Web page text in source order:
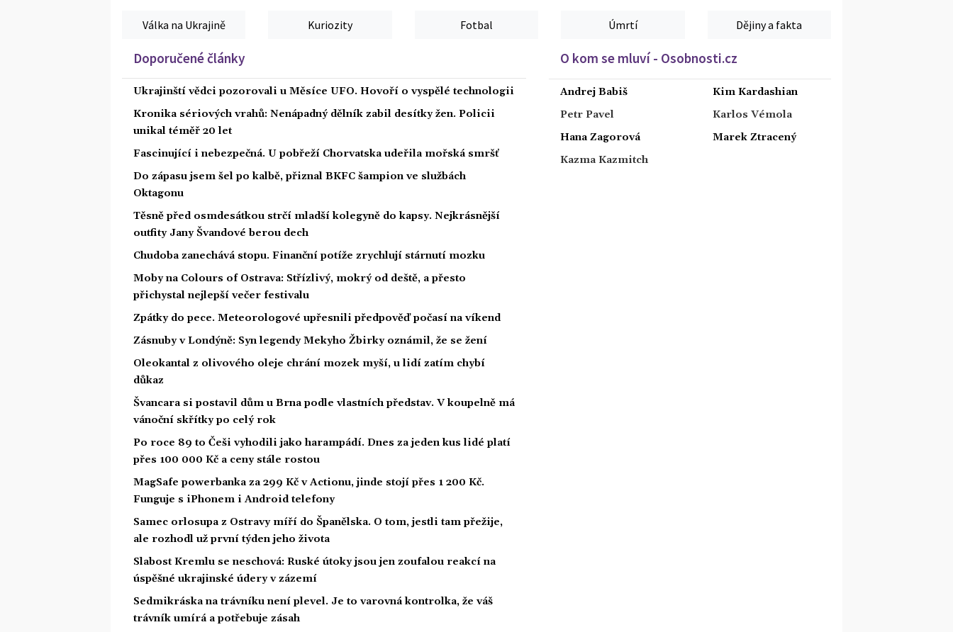
Válka na Ukrajině Kuriozity Fotbal Úmrtí Dějiny a fakta
Doporučené články
Ukrajinští vědci pozorovali u Měsíce UFO. Hovoří o vyspělé technologii
Kronika sériových vrahů: Nenápadný dělník zabil desítky žen. Policii
unikal téměř 20 let
Fascinující i nebezpečná. U pobřeží Chorvatska udeřila mořská smršť
Do zápasu jsem šel po kalbě, přiznal BKFC šampion ve službách
Oktagonu
Těsně před osmdesátkou strčí mladší kolegyně do kapsy. Nejkrásnější
outfity Jany Švandové berou dech
Chudoba zanechává stopu. Finanční potíže zrychlují stárnutí mozku
Moby na Colours of Ostrava: Střízlivý, mokrý od deště, a přesto
přichystal nejlepší večer festivalu
Zpátky do pece. Meteorologové upřesnili předpověď počasí na víkend
Zásnuby v Londýně: Syn legendy Mekyho Žbirky oznámil, že se žení
Oleokantal z olivového oleje chrání mozek myší, u lidí zatím chybí
důkaz
Švancara si postavil dům u Brna podle vlastních představ. V koupelně má
vánoční skřítky po celý rok
Po roce 89 to Češi vyhodili jako harampádí. Dnes za jeden kus lidé platí
přes 100 000 Kč a ceny stále rostou
MagSafe powerbanka za 299 Kč v Actionu, jinde stojí přes 1 200 Kč.
Funguje s iPhonem i Android telefony
Samec orlosupa z Ostravy míří do Španělska. O tom, jestli tam přežije,
ale rozhodl už první týden jeho života
Slabost Kremlu se neschová: Ruské útoky jsou jen zoufalou reakcí na
úspěšné ukrajinské údery v zázemí
Sedmikráska na trávníku není plevel. Je to varovná kontrolka, že váš
trávník umírá a potřebuje zásah
O kom se mluví - Osobnosti.cz
Andrej Babiš
Petr Pavel
Hana Zagorová
Kazma Kazmitch
Kim Kardashian
Karlos Vémola
Marek Ztracený